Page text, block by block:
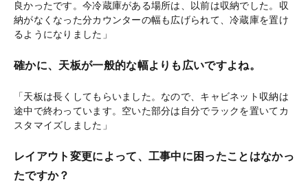
良かったです。今冷蔵庫がある場所は、以前は収納でした。収
納がなくなった分カウンターの幅も広げられて、冷蔵庫を置け
るようになりました」
確かに、天板が一般的な幅よりも広いですよね。
「天板は長くしてもらいました。なので、キャビネット収納は
途中で終わっています。空いた部分は自分でラックを置いてカ
スタマイズしました」
レイアウト変更によって、工事中に困ったことはなかっ
たですか？